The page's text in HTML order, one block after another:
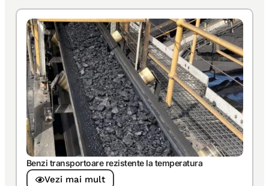
Benzi transportoare rezistente la temperatura
Vezi mai mult